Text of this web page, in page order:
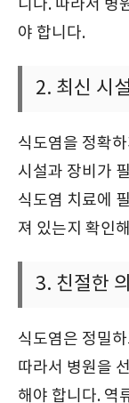
니다. 따라서 병
야 합니다.
2. 최신 시
식도염을 정확
시설과 장비가
식도염 치료에
져 있는지 확인
3. 친절한
식도염은 정밀
따라서 병원을
해야 합니다. 역